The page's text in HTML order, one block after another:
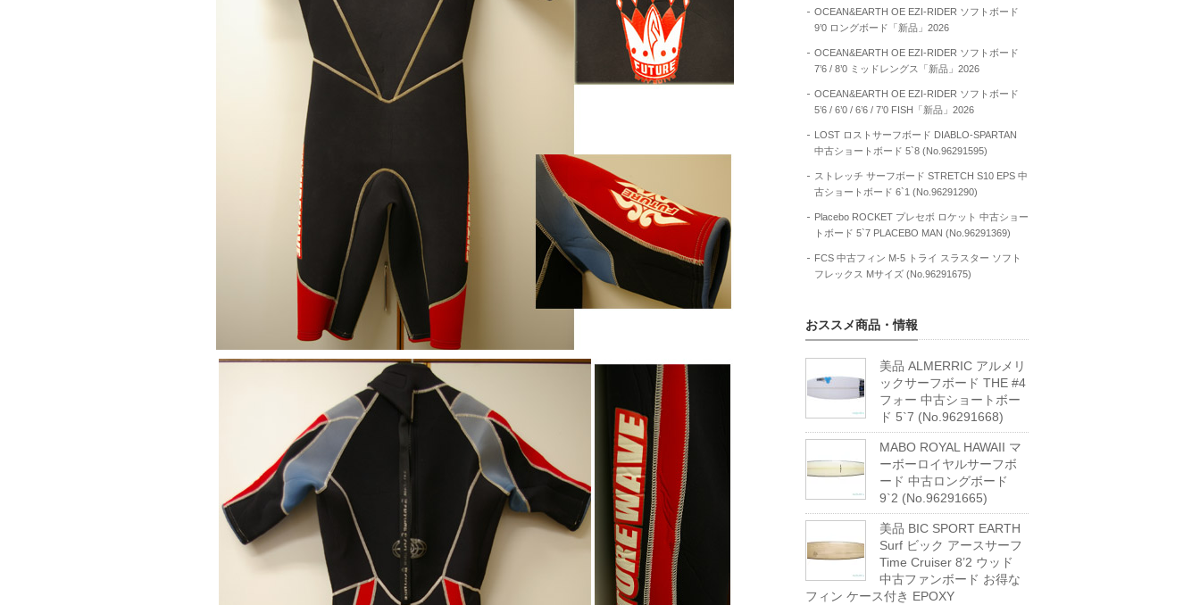
OCEAN&EARTH OE EZI-RIDER ソフトボード
9’0 ロングボード「新品」2026
OCEAN&EARTH OE EZI-RIDER ソフトボード
7’6 / 8’0 ミッドレングス「新品」2026
OCEAN&EARTH OE EZI-RIDER ソフトボード
5’6 / 6’0 / 6’6 / 7’0 FISH「新品」2026
LOST ロストサーフボード DIABLO-SPARTAN
中古ショートボード 5`8 (No.96291595)
ストレッチ サーフボード STRETCH S10 EPS 中
古ショートボード 6`1 (No.96291290)
Placebo ROCKET プレセボ ロケット 中古ショー
トボード 5`7 PLACEBO MAN (No.96291369)
FCS 中古フィン M-5 トライ スラスター ソフト
フレックス Mサイズ (No.96291675)
おススメ商品・情報
美品 ALMERRIC アルメリ
ックサーフボード THE #4
フォー 中古ショートボー
ド 5`7 (No.96291668)
MABO ROYAL HAWAII マ
ーボーロイヤルサーフボ
ード 中古ロングボード
9`2 (No.96291665)
美品 BIC SPORT EARTH
Surf ビック アースサーフ
Time Cruiser 8’2 ウッド
中古ファンボード お得な
フィン ケース付き EPOXY